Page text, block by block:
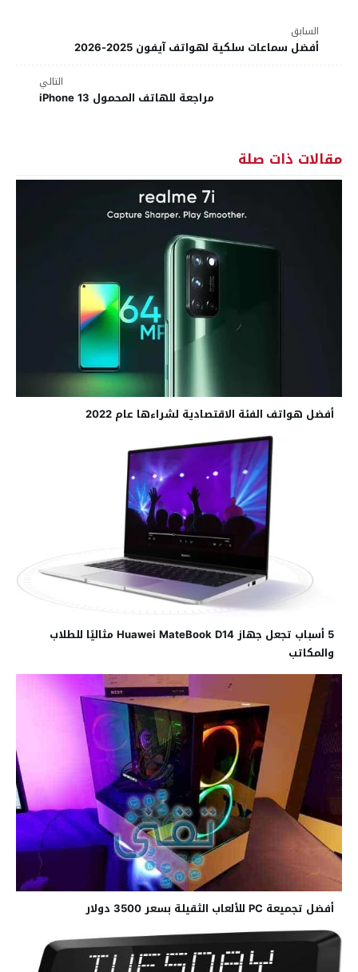
السابق
أفضل سماعات سلكية لهواتف آيفون 2025-2026
التالي
مراجعة للهاتف المحمول iPhone 13
مقالات ذات صلة
أفضل هواتف الفئة الاقتصادية لشراءها عام 2022
5 أسباب تجعل جهاز Huawei MateBook D14 مثاليًا للطلاب
والمكاتب
أفضل تجميعة PC للألعاب الثقيلة بسعر 3500 دولار